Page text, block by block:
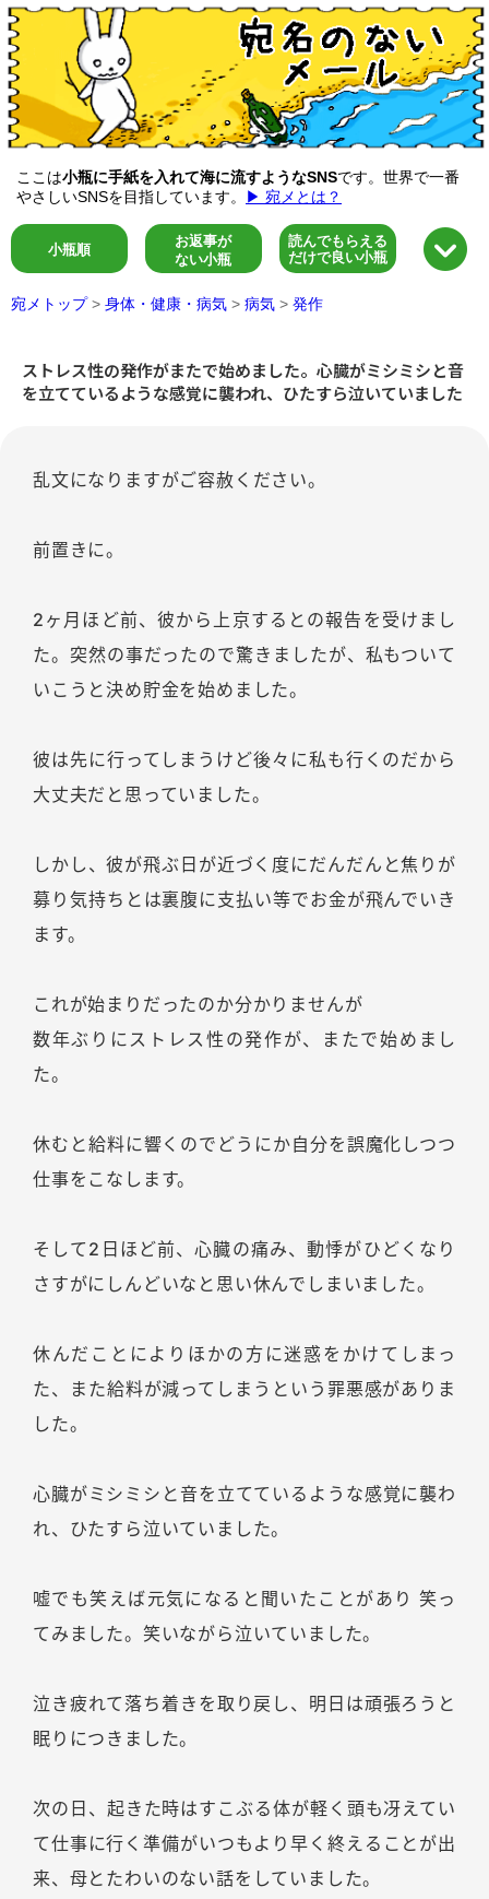
ここは小瓶に手紙を入れて海に流すようなSNSです。世界で一番
やさしいSNSを目指しています。
▶ 宛メとは？
小瓶順
お返事が
ない小瓶
読んでもらえる
だけで良い小瓶
宛メトップ > 身体・健康・病気 > 病気 > 発作
ストレス性の発作がまたで始めました。心臓がミシミシと音
を立てているような感覚に襲われ、ひたすら泣いていました
乱文になりますがご容赦ください。
前置きに。
2ヶ月ほど前、彼から上京するとの報告を受けまし
た。突然の事だったので驚きましたが、私もついて
いこうと決め貯金を始めました。
彼は先に行ってしまうけど後々に私も行くのだから
大丈夫だと思っていました。
しかし、彼が飛ぶ日が近づく度にだんだんと焦りが
募り気持ちとは裏腹に支払い等でお金が飛んでいき
ます。
これが始まりだったのか分かりませんが
数年ぶりにストレス性の発作が、またで始めまし
た。
休むと給料に響くのでどうにか自分を誤魔化しつつ
仕事をこなします。
そして2日ほど前、心臓の痛み、動悸がひどくなり
さすがにしんどいなと思い休んでしまいました。
休んだことによりほかの方に迷惑をかけてしまっ
た、また給料が減ってしまうという罪悪感がありま
した。
心臓がミシミシと音を立てているような感覚に襲わ
れ、ひたすら泣いていました。
嘘でも笑えば元気になると聞いたことがあり 笑っ
てみました。笑いながら泣いていました。
泣き疲れて落ち着きを取り戻し、明日は頑張ろうと
眠りにつきました。
次の日、起きた時はすこぶる体が軽く頭も冴えてい
て仕事に行く準備がいつもより早く終えることが出
来、母とたわいのない話をしていました。